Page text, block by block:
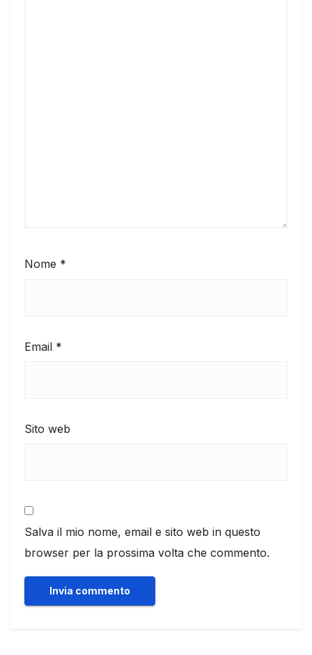
Nome *
Email *
Sito web
Salva il mio nome, email e sito web in questo
browser per la prossima volta che commento.